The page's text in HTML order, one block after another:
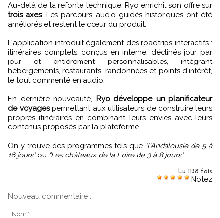
Au-delà de la refonte technique, Ryo enrichit son offre sur
trois axes. Les parcours audio-guidés historiques ont été
améliorés et restent le cœur du produit.
L'application introduit également des roadtrips interactifs :
itinéraires complets, conçus en interne, déclinés jour par
jour et entièrement personnalisables, intégrant
hébergements, restaurants, randonnées et points d'intérêt,
le tout commenté en audio.
En dernière nouveauté, Ryo développe un planificateur
de voyagespermettant aux utilisateurs de construire leurs
propres itinéraires en combinant leurs envies avec leurs
contenus proposés par la plateforme.
On y trouve des programmes tels que "l'Andalousie de 5 à
16 jours"ou "Les châteaux de la Loire de 3 à 8 jours".
Lu 1138 fois
Notez
Nouveau commentaire :
Nom * :